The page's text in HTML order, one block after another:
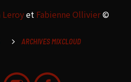
Leroyet Fabienne Ollivier©
ARCHIVES MIXCLOUD